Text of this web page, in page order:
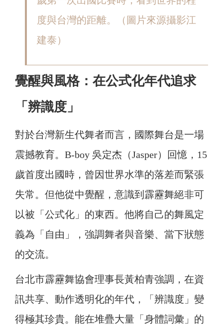
度與台灣的距離。（圖片來源攝影江
建泰）
覺醒與風格：在公式化年代追求
「辨識度」
對於台灣新生代舞者而言，國際舞台是一場
震撼教育。B-boy 吳定杰（Jasper）回憶，15
歲首度出國時，曾因世界水準的落差而緊張
失常。但他從中覺醒，意識到霹靂舞絕非可
以被「公式化」的東西。他將自己的舞風定
義為「自由」，強調舞者與音樂、當下狀態
的交流。
台北市霹靂舞協會理事長黃柏青強調，在資
訊共享、動作透明化的年代，「辨識度」變
得極其珍貴。能在堆疊大量「身體詞彙」的